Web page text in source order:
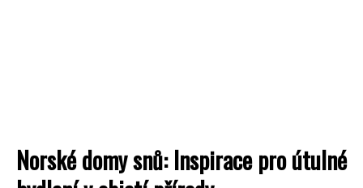
Norské domy snů: Inspirace pro útulné